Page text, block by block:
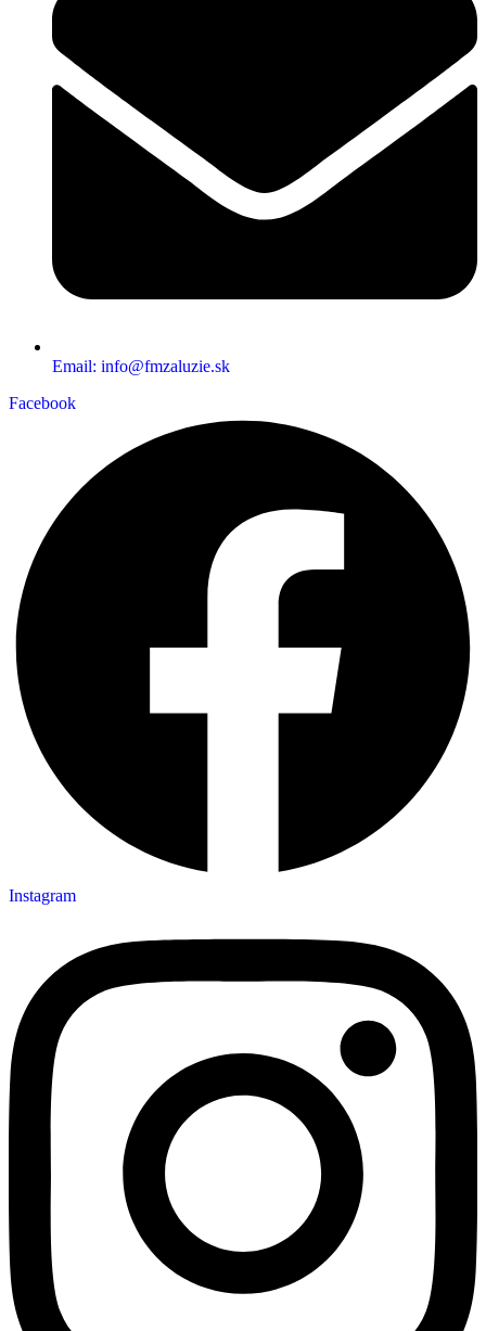
Email: info@fmzaluzie.sk
Facebook
Instagram